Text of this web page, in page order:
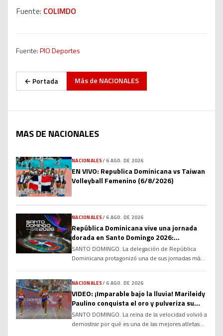
Fuente: COLIMDO
Fuente:PIO Deportes
← Portada Más de NACIONALES
MAS DE NACIONALES
NACIONALES/6 AGO. DE 2026
EN VIVO: Republica Dominicana vs Taiwan
Volleyball Femenino (6/8/2026)
NACIONALES/6 AGO. DE 2026
República Dominicana vive una jornada
dorada en Santo Domingo 2026:
atletismo, karate y relevos impulsan a la
delegación al Top 5 del medallero
SANTO DOMINGO. La delegación de República
Dominicana protagonizó una de sus jornadas más
múltiples medallas de oro en atletismo y karate
que permitieron al país escalar hasta la quinta
posición del medallero general, consolidándose
entre las grandes potencias deportivas de la
región. […]
NACIONALES/6 AGO. DE 2026
VIDEO: ¡Imparable bajo la lluvia! Marileidy
Paulino conquista el oro y pulveriza su
propio récord en Santo Domingo 2026
SANTO DOMINGO. La reina de la velocidad volvió a
demostrar por qué es una de las mejores atletas